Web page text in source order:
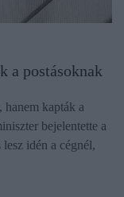
a postásoknak
kapták a
bejelentette a
idén a cégnél,